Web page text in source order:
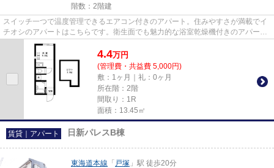
階数：2階建
スイッチ一つで温度管理できるエアコン付きのアパート。住みやすさが満載でイ
チオシのアパートはこちらです。衛生面でも魅力的な浴室乾燥機付きのアパート
となっています。できるだけ...
4.4万円
(管理費・共益費 5,000円)
敷：1ヶ月｜礼：0ヶ月
所在階：2階
間取り：1R
面積：13.45㎡
賃貸｜アパート 日新パレスB棟
東海道本線 「 戸塚 」駅 徒歩20分